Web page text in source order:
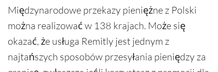
Międzynarodowe przekazy pieniężne z Polski
można realizować w 138 krajach. Może się
okazać, że usługa Remitly jest jednym z
najtańszych sposobów przesyłania pieniędzy za